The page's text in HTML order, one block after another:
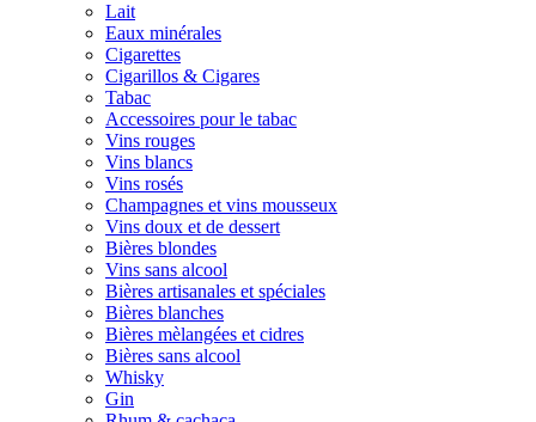
Lait
Eaux minérales
Cigarettes
Cigarillos & Cigares
Tabac
Accessoires pour le tabac
Vins rouges
Vins blancs
Vins rosés
Champagnes et vins mousseux
Vins doux et de dessert
Bières blondes
Vins sans alcool
Bières artisanales et spéciales
Bières blanches
Bières mèlangées et cidres
Bières sans alcool
Whisky
Gin